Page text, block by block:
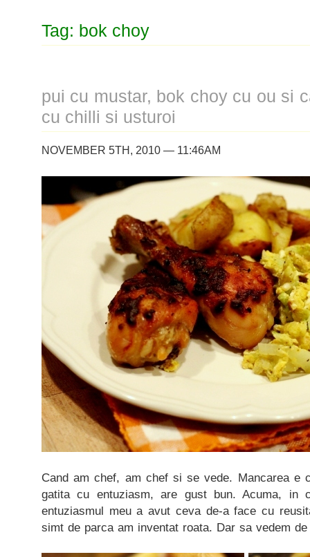
Tag: bok choy
pui cu mustar, bok choy cu ou si
cu chilli si usturoi
NOVEMBER 5TH, 2010 — 11:46AM
Cand am chef, am chef si se vede. Mancarea e
gatita cu entuziasm, are gust bun. Acuma, in
entuziasmul meu a avut ceva de-a face cu
simt de parca am inventat roata. Dar sa vedem